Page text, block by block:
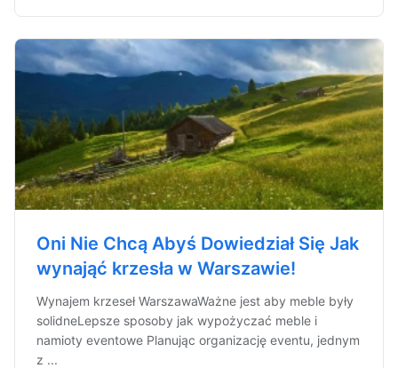
Oni Nie Chcą Abyś Dowiedział Się Jak
wynająć krzesła w Warszawie!
Wynajem krzeseł WarszawaWażne jest aby meble były
solidneLepsze sposoby jak wypożyczać meble i
namioty eventowe Planując organizację eventu, jednym
z ...